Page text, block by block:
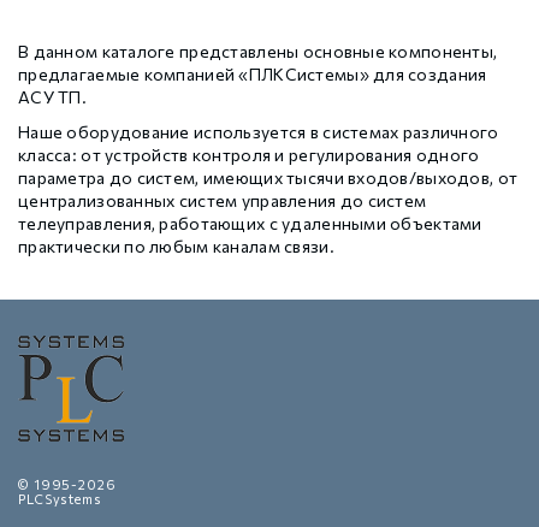
В данном каталоге представлены основные компоненты,
предлагаемые компанией «ПЛКСистемы» для создания
АСУ ТП.
Наше оборудование используется в системах различного
класса: от устройств контроля и регулирования одного
параметра до систем, имеющих тысячи входов/выходов, от
централизованных систем управления до систем
телеуправления, работающих с удаленными объектами
практически по любым каналам связи.
© 1995-2026
PLCSystems